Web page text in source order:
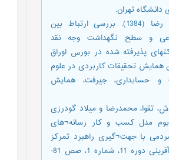
دانشگاه تهران.
5. خلیلی عراقی، رضا (1384). بررسی ارتباط بین
و سطح نگهداشت وجه نقد
پذیرفته شده در بورس اوراق
همایش تحقیقات کاربردی در علوم
و حسابداری، جیرفت، همایش
تقوا، محمدرضا و میلاد گودرزی
بوم مدل کسب و کار رسانه¬های
با جهت¬گیری راهبرد تمرکز
پورتر، توسعه کارآفرینی دوره 11، شماره 1، صص 81-